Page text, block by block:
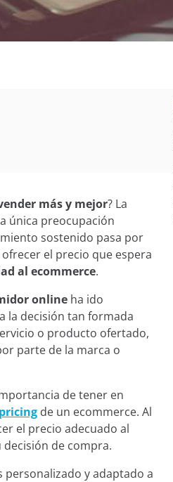
más y mejor? La
única preocupación
sostenido pasa por
el precio que espera
al ecommerce.
online ha ido
la decisión tan formada
o producto ofertado,
parte de la marca o
de tener en
de un ecommerce. Al
el precio adecuado al
de compra.
y adaptado a